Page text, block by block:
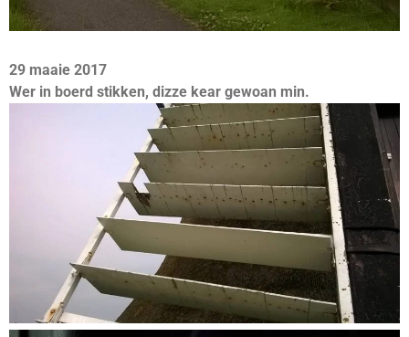
29 maaie 2017
Wer in boerd stikken, dizze kear gewoan min.